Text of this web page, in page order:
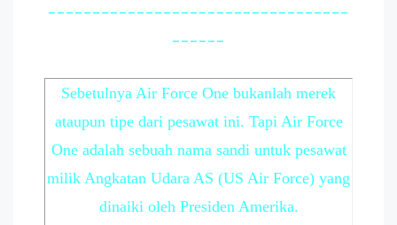
----------------------------------
------
Sebetulnya Air Force One bukanlah merek
ataupun tipe dari pesawat ini. Tapi Air Force
One adalah sebuah nama sandi untuk pesawat
milik Angkatan Udara AS (US Air Force) yang
dinaiki oleh Presiden Amerika.